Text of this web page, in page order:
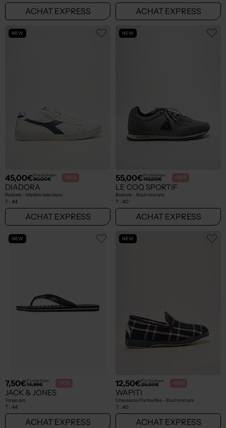
ACHAT EXPRESS ACHAT EXPRESS
NEW
45,00€Prix boutique :
90,00€ -50%
DIADORA
Baskets - Matière lisse blanc
T : 44
ACHAT EXPRESS
NEW
55,00€Prix boutique :
110,00€ -50%
LE COQ SPORTIF
Baskets - Bout rond gris
T : 40
ACHAT EXPRESS
NEW
7,50€Prix boutique :
14,99€ -50%
JACK & JONES
Tongs gris
T : 44
ACHAT EXPRESS
NEW
12,50€Prix boutique :
25,00€ -50%
WAPITI
Chaussons/Pantoufles - Bout rond gris
T : 40
ACHAT EXPRESS